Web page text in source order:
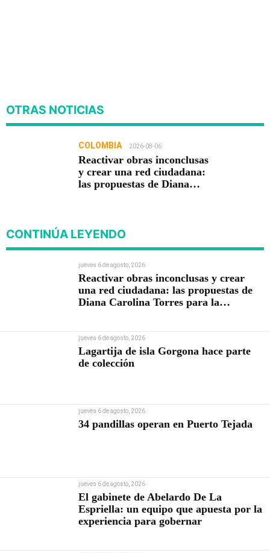
OTRAS NOTICIAS
COLOMBIA 2026-08-06
Reactivar obras inconclusas
y crear una red ciudadana:
las propuestas de Diana
CONTINÚA LEYENDO
jueves 6 de agosto, 2026
Reactivar obras inconclusas y crear
una red ciudadana: las propuestas de
Diana Carolina Torres para la
jueves 6 de agosto, 2026
Lagartija de isla Gorgona hace parte
de colección
jueves 6 de agosto, 2026
34 pandillas operan en Puerto Tejada
jueves 6 de agosto, 2026
El gabinete de Abelardo De La
Espriella: un equipo que apuesta por la
experiencia para gobernar